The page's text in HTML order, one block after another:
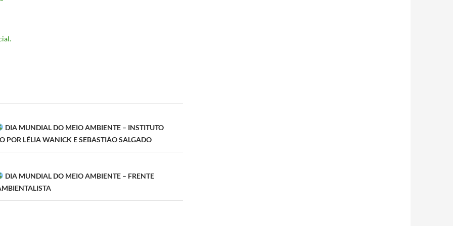
DIA MUNDIAL DO MEIO AMBIENTE – INSTITUTO
POR LÉLIA WANICK E SEBASTIÃO SALGADO
DIA MUNDIAL DO MEIO AMBIENTE – FRENTE